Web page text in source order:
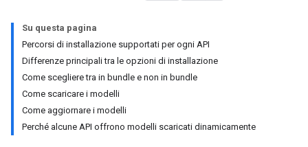
Su questa pagina
Percorsi di installazione supportati per ogni API
Differenze principali tra le opzioni di installazione
Come scegliere tra in bundle e non in bundle
Come scaricare i modelli
Come aggiornare i modelli
Perché alcune API offrono modelli scaricati dinamicamente